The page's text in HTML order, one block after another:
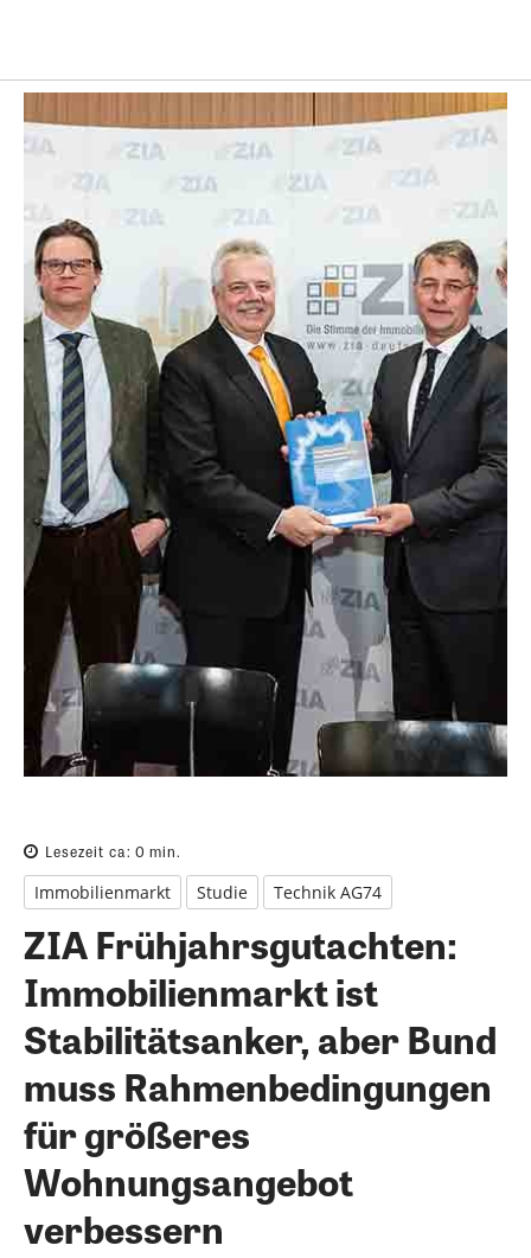
Lesezeit ca: 0 min.
Immobilienmarkt Studie Technik AG74
ZIA Frühjahrsgutachten:
Immobilienmarkt ist
Stabilitätsanker, aber Bund
muss Rahmenbedingungen
für größeres
Wohnungsangebot
verbessern